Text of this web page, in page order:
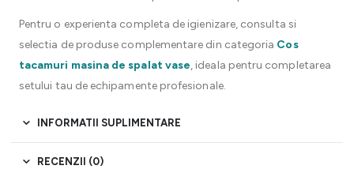
Pentru o experienta completa de igienizare, consulta si
selectia de produse complementare din categoria Cos
tacamuri masina de spalat vase, ideala pentru completarea
setului tau de echipamente profesionale.
INFORMATII SUPLIMENTARE
RECENZII (0)